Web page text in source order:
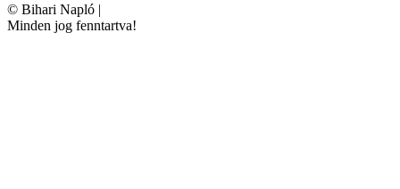
© Bihari Napló |
Minden jog fenntartva!